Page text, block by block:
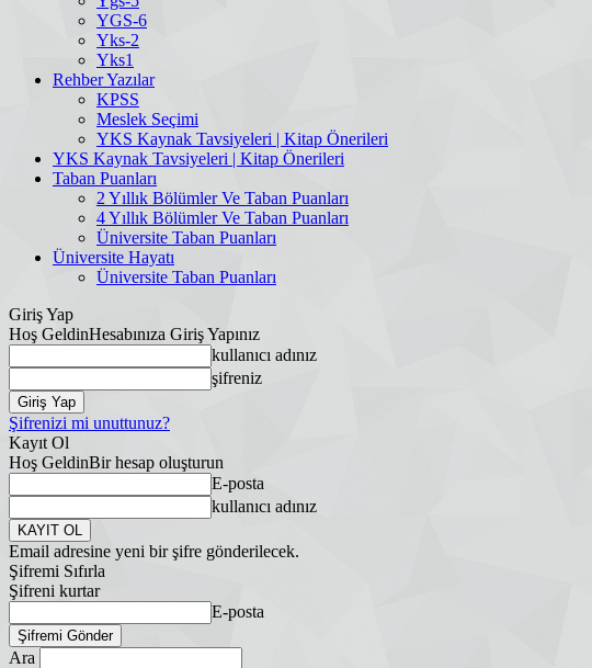
YGS-6
Yks-2
Yks1
Rehber Yazılar
KPSS
Meslek Seçimi
YKS Kaynak Tavsiyeleri | Kitap Önerileri
YKS Kaynak Tavsiyeleri | Kitap Önerileri
Taban Puanları
2 Yıllık Bölümler Ve Taban Puanları
4 Yıllık Bölümler Ve Taban Puanları
Üniversite Taban Puanları
Üniversite Hayatı
Üniversite Taban Puanları
Giriş Yap
Hoş GeldinHesabınıza Giriş Yapınız
kullanıcı adınız
şifreniz
Şifrenizi mi unuttunuz?
Kayıt Ol
Hoş GeldinBir hesap oluşturun
E-posta
kullanıcı adınız
Email adresine yeni bir şifre gönderilecek.
Şifremi Sıfırla
Şifreni kurtar
E-posta
Ara